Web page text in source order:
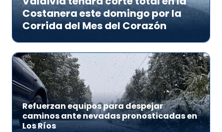
Costanera este domingo por la
Corrida del Mes del Corazón
Refuerzan equipos para despejar
caminos ante nevadas pronosticadas en
Los Ríos